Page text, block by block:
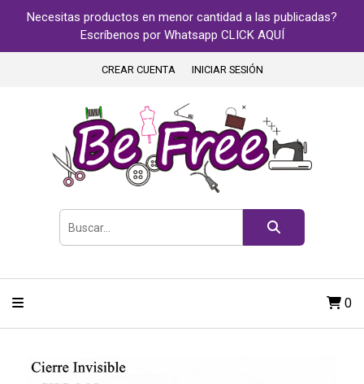
Necesitas productos en menor cantidad a las publicadas?
Escríbenos por Whatsapp CLICK AQUÍ
CREAR CUENTA INICIAR SESIÓN
0